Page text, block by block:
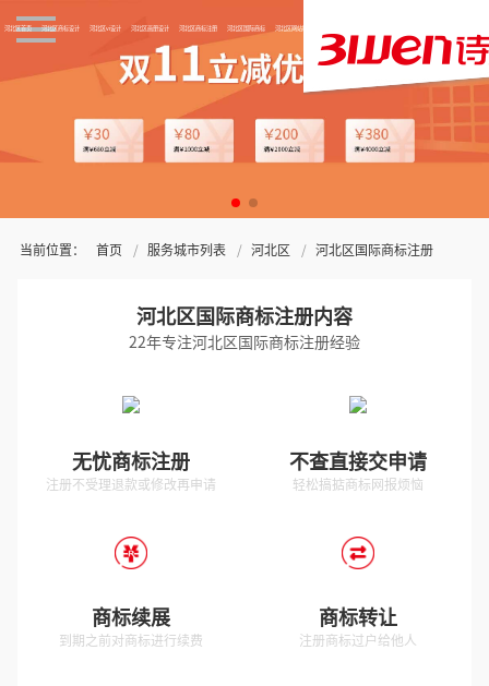
河北区首页 河北区商标设计 河北区vi设计 河北区画册设计 河北区商标注册 河北区国际商标 河北区网站制作
当前位置： 首页 服务城市列表 河北区 河北区国际商标注册
河北区国际商标注册内容
22年专注河北区国际商标注册经验
无忧商标注册
注册不受理退款或修改再申请
不查直接交申请
轻松搞掂商标网报烦恼
商标续展
到期之前对商标进行续费
商标转让
注册商标过户给他人